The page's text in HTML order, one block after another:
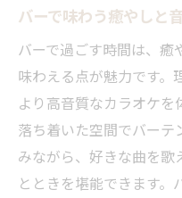
バーで味わう癒やしと
バーで過ごす時間は、癒
味わえる点が魅力です。
より高音質なカラオケを
落ち着いた空間でバーテ
みながら、好きな曲を
とときを堪能できます